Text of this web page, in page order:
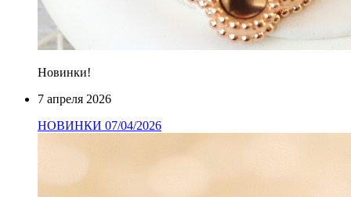
Новинки!
7 апреля 2026
НОВИНКИ 07/04/2026